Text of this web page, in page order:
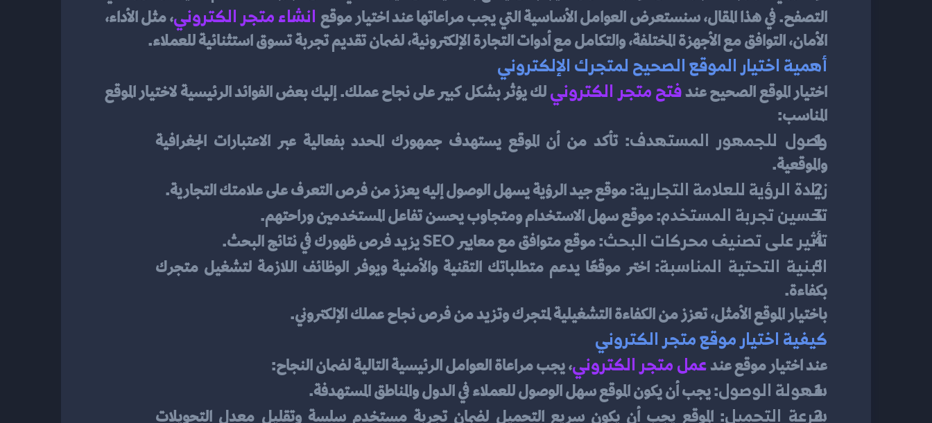
التصفح. في هذا المقال، سنستعرض العوامل الأساسية التي يجب مراعاتها عند اختيار موقع انشاء متجر الكتروني
الأمان، التوافق مع الأجهزة المختلفة، والتكامل مع أدوات التجارة الإلكترونية، لضمان تقديم تجربة تسوق استثنائية للعملاء.
أهمية اختيار الموقع الصحيح لمتجرك الإلكتروني
اختيار الموقع الصحيح عندفتح متجر الكتروني
المناسب:
وصول للجمهور المستهدف
والموقعية.
زيادة الرؤية للعلامة التجارية: موقع جيد الرؤية يسهل الوصول إليه يعزز من فرص التعرف على علامتك التجارية.
تحسين تجربة المستخدم: موقع سهل الاستخدام ومتجاوب يحسن تفاعل المستخدمين وراحتهم.
تأثير على تصنيف محركات البحث: موقع متوافق مع معايير SEO يزيد فرص ظهورك في نتائج البحث.
البنية التحتية المناسبة
بكفاءة.
باختيار الموقع الأمثل، تعزز من الكفاءة التشغيلية لمتجرك وتزيد من فرص نجاح عملك الإلكتروني.
كيفية اختيار موقع متجر الكتروني
عند اختيار موقع عندعمل متجر الكتروني، يجب مراعاة العوامل الرئيسية التالية لضمان النجاح:
سهولة الوصول: يجب أن يكون الموقع سهل الوصول للعملاء في الدول والمناطق المستهدفة.
سرعة التحميل